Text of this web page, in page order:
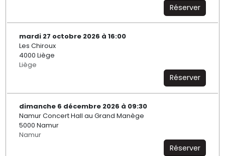
Réserver
mardi 27 octobre 2026 à 16:00
Les Chiroux
4000 Liège
Liège
Réserver
dimanche 6 décembre 2026 à 09:30
Namur Concert Hall au Grand Manège
5000 Namur
Namur
Réserver